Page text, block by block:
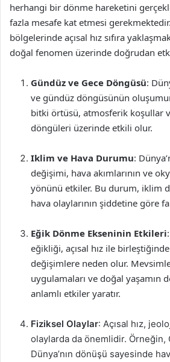
herhangi bir dönme hareketini
fazla mesafe kat etmesi
bölgelerinde açısal hız sıfıra
doğal fenomen üzerinde doğrudan
Gündüz ve Gece Döngüsü:
ve gündüz döngüsünün
bitki örtüsü, atmosferik koşullar
döngüleri üzerinde etkili olur.
Iklim ve Hava Durumu:
değişimi, hava akımlarının ve
yönünü etkiler. Bu durum, iklim
hava olaylarının şiddetine göre
Eğik Dönme Ekseninin Etkileri
eğikliği, açısal hız ile
değişimlere neden olur.
uygulamaları ve doğal yaşamın
anlamlı etkiler yaratır.
Fiziksel Olaylar: Açısal hız,
olaylarda da önemlidir. Örneğin,
Dünya’nın dönüşü sayesinde